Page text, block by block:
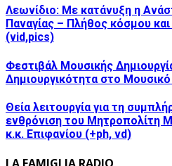
Λεωνίδιο: Με κατάνυξη η
Παναγίας – Πλήθος κόσμου
(vid,pics)
Φεστιβάλ Μουσικής
Δημιουργικότητα στο
Θεία λειτουργία για τη
ενθρόνιση του Μητροπολίτη
κ.κ. Επιφανίου (+ph, vd)